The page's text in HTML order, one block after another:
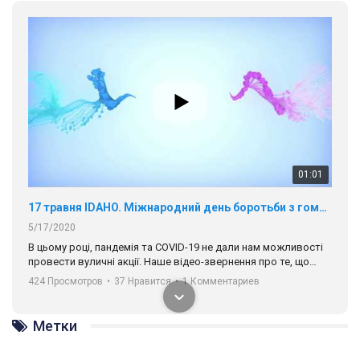
01:01
17 травня IDAHO. Міжнародний день боротьби з гомофобією трансфобією і біфобія.
5/17/2020
В цьому році, пандемія та COVІD-19 не дали нам можливості
провести вуличні акції. Наше відео-звернення про те, що
навіть коли ми у різних містах та не можемо зустрінеться, ми
разом. Ми закликаємо всіх хто поділяє цінності рівності та
солідарності, приєднатися до нас. Регіональні підрозділи
ГАУ є в 16 областях України.
Разом наш голос лунає гучніше!
424 Просмотров • 37 Нравится • 1 Комментариев
Метки